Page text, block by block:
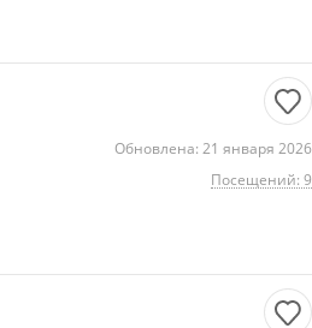
Обновлена: 21 января 2026
Посещений: 9